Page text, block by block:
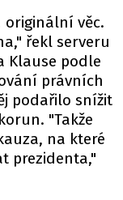
originální věc.
řekl serveru
Klause podle
právních
podařilo snížit
"Takže
na které
prezidenta,"